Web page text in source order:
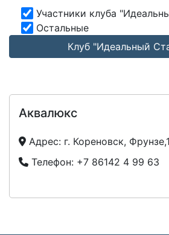
Участники клуба
Остальные
Клуб "Идеальный
Аквалюкс
Адрес: г. Кореновск,
Телефон: +7 86142 4 99 63